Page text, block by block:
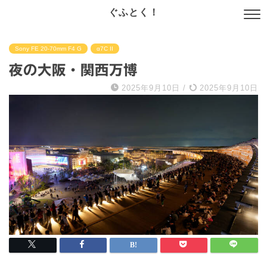
ぐふとく！
Sony FE 20-70mm F4 G α7C II
夜の大阪・関西万博
2025年9月10日 / 2025年9月10日